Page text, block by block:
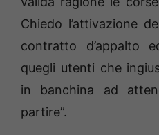
Chiedo l’attivazione
contratto d’appalto
quegli utenti che
in banchina ad
partire”.